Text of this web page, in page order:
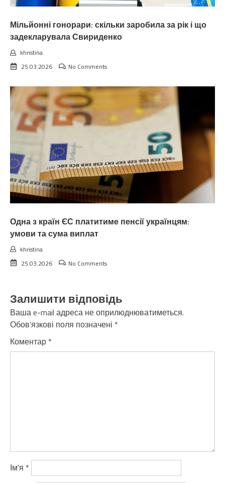
Мільйонні гонорари: скільки заробила за рік і що
задекларувала Свириденко
khristina
25.03.2026
No Comments
Одна з країн ЄС платитиме пенсії українцям:
умови та сума виплат
khristina
25.03.2026
No Comments
Залишити відповідь
Ваша e-mail адреса не оприлюднюватиметься.
Обов’язкові поля позначені *
Коментар *
Ім'я *